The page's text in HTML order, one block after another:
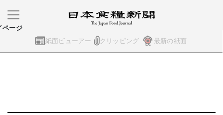
紙面ビューアー クリッピング 最新の紙面
ページ